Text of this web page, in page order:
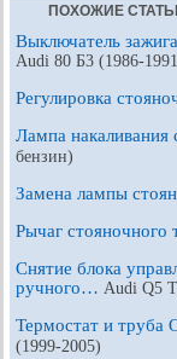
ПОХОЖИЕ
Выключатель
Audi 80 Б3 (1986-
Регулировка
Лампа накаливания
бензин)
Замена лампы
Рычаг стояночного
Снятие блока
ручного… Audi Q5
Термостат и труба
(1999-2005)